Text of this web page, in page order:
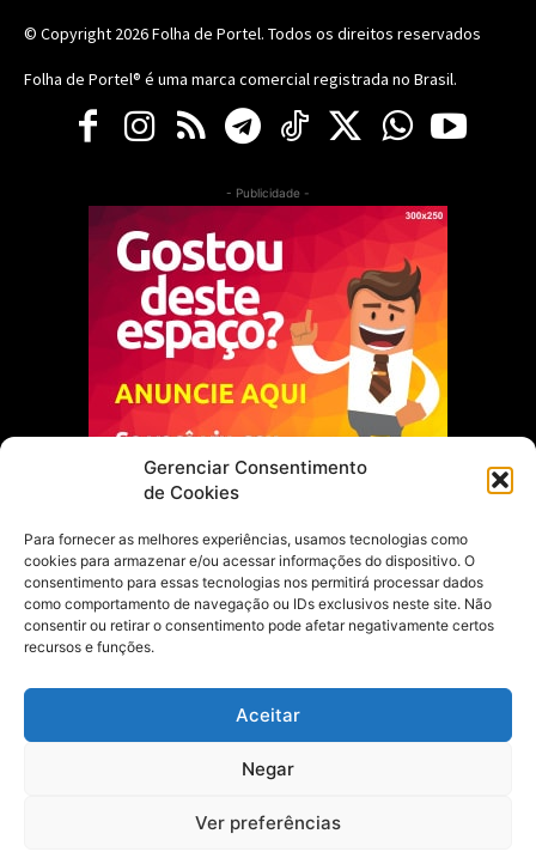
Gerenciar Consentimento
de Cookies
Para fornecer as melhores experiências, usamos tecnologias como
cookies para armazenar e/ou acessar informações do dispositivo. O
consentimento para essas tecnologias nos permitirá processar dados
como comportamento de navegação ou IDs exclusivos neste site. Não
consentir ou retirar o consentimento pode afetar negativamente certos
recursos e funções.
Aceitar
Negar
Ver preferências
© Copyright 2026Folha de Portel. Todos os direitos reservados
Folha de Portel® é uma marca comercial registrada no Brasil.
- Publicidade -
Escolha do Editor
Justiça Itinerante garante regularização
fundiária e casamento comunitário para
famílias em Portel
21 de maio de 2026
feminino pelos Jogos Estudantis Paraenses